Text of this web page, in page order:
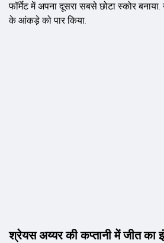
फॉर्मेट में अपना दूसरा सबसे छोटा स्कोर
के आंकड़े को पार किया.
श्रेयस अय्यर की कप्तानी में जीत का